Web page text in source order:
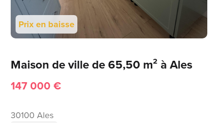
Prix en baisse
Maison de ville de 65,50 m² à Ales
147 000 €
30100 Ales